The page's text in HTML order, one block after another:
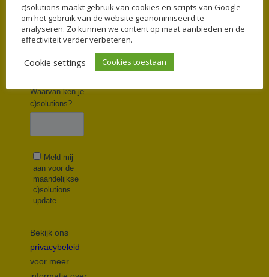
c)solutions maakt gebruik van cookies en scripts van Google
om het gebruik van de website geanonimiseerd te
analyseren. Zo kunnen we content op maat aanbieden en de
effectiviteit verder verbeteren.
Cookie settings Cookies toestaan